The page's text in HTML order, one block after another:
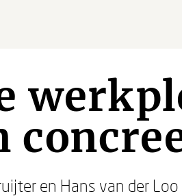
en Hans van der